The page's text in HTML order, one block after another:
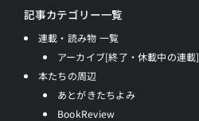
記事カテゴリー一覧
連載・読み物 一覧
アーカイブ[終了・休載中の連載]
本たちの周辺
あとがきたちよみ
BookReview